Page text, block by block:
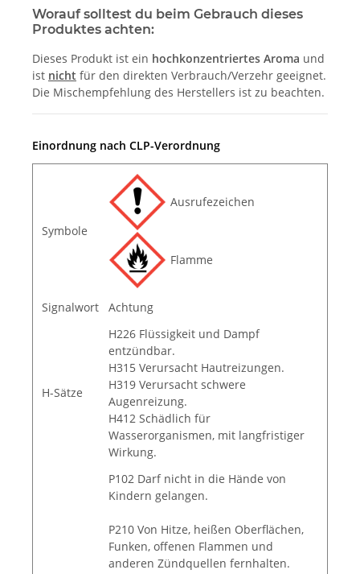
Worauf solltest du beim Gebrauch dieses
Produktes achten:
Dieses Produkt ist ein hochkonzentriertes Aroma und
ist nicht für den direkten Verbrauch/Verzehr geeignet.
Die Mischempfehlung des Herstellers ist zu beachten.
Einordnung nach CLP-Verordnung
Symbole
Ausrufezeichen
Flamme
Signalwort Achtung
H-Sätze
H226 Flüssigkeit und Dampf
entzündbar.
H315 Verursacht Hautreizungen.
H319 Verursacht schwere
Augenreizung.
H412 Schädlich für
Wasserorganismen, mit langfristiger
Wirkung.
P102 Darf nicht in die Hände von
Kindern gelangen.
P210 Von Hitze, heißen Oberflächen,
Funken, offenen Flammen und
anderen Zündquellen fernhalten.